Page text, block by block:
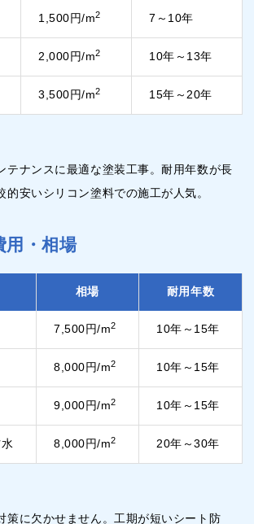
1,500円/m2 7～10年
2,000円/m2 10年～13年
3,500円/m2 15年～20年
テナンスに最適な塗装工事。耐用年数が長
的安いシリコン塗料での施工が人気。
用・相場
相場 耐用年数
7,500円/m2 10年～15年
8,000円/m2 10年～15年
9,000円/m2 10年～15年
8,000円/m2 20年～30年
策に欠かせません。工期が短いシート防